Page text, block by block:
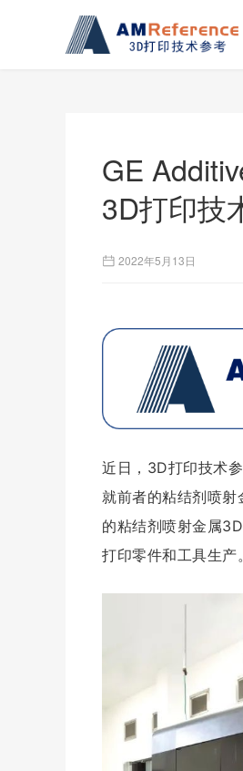
GE
3D打印技
2022年5月13日
近日，3D打印技术
就前者的粘结剂喷
的粘结剂喷射金属
打印零件和工具生产。